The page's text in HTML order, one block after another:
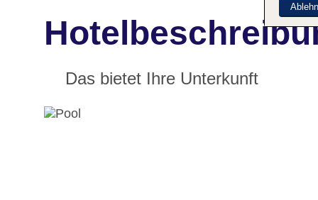
Das bietet Ihre Unterkunft